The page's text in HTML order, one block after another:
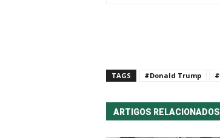
TAGS #Donald Trump
ARTIGOS RELACIONADOS